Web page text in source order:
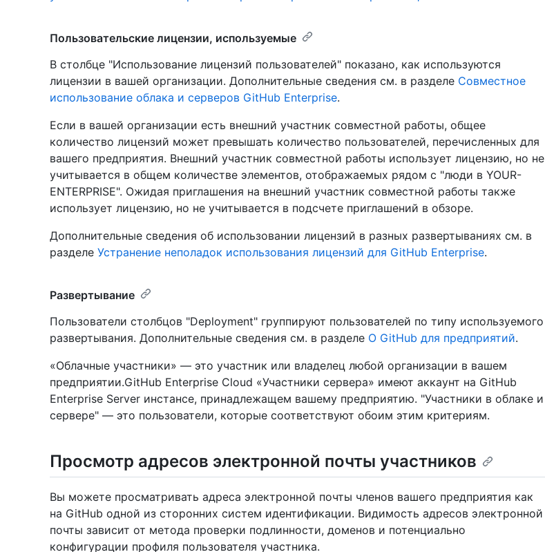
Пользовательские лицензии, используемые
В столбце "Использование лицензий пользователей" показано, как используются
лицензии в вашей организации. Дополнительные сведения см. в разделе Совместное
использование облака и серверов GitHub Enterprise.
Если в вашей организации есть внешний участник совместной работы, общее
количество лицензий может превышать количество пользователей, перечисленных для
вашего предприятия. Внешний участник совместной работы использует лицензию, но не
учитывается в общем количестве элементов, отображаемых рядом с "люди в YOUR-
ENTERPRISE". Ожидая приглашения на внешний участник совместной работы также
использует лицензию, но не учитывается в подсчете приглашений в обзоре.
Дополнительные сведения об использовании лицензий в разных развертываниях см. в
разделе Устранение неполадок использования лицензий для GitHub Enterprise.
Развертывание
Пользователи столбцов "Deployment" группируют пользователей по типу используемого
развертывания. Дополнительные сведения см. в разделе О GitHub для предприятий.
«Облачные участники» — это участник или владелец любой организации в вашем
предприятии.GitHub Enterprise Cloud «Участники сервера» имеют аккаунт на GitHub
Enterprise Server инстансе, принадлежащем вашему предприятию. "Участники в облаке и
сервере" — это пользователи, которые соответствуют обоим этим критериям.
Просмотр адресов электронной почты участников
Вы можете просматривать адреса электронной почты членов вашего предприятия как
на GitHub одной из сторонних систем идентификации. Видимость адресов электронной
почты зависит от метода проверки подлинности, доменов и потенциально
конфигурации профиля пользователя участника.